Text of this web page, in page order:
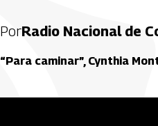
PorRadio Nacional de
“Para caminar”, Cynthia